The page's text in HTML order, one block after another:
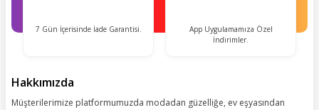
7 Gün İçerisinde İade Garantisi.
App Uygulamamıza Özel
İndirimler.
Hakkımızda
Müşterilerimize platformumuzda modadan güzelliğe, ev eşyasından